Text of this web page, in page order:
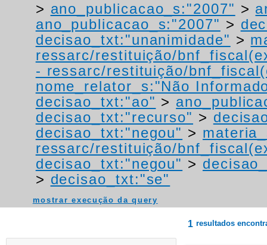
> ano_publicacao_s:"2007" >
ano_publicacao_s:"2007" >
decisao_txt:"unanimidade" >
ressarc/restituição/
- ressarc/restituição/
nome_relator_s:"Não
decisao_txt:"ao" >
decisao_txt:"recurso" >
decisao_txt:"negou" >
ressarc/restituição/
decisao_txt:"negou" >
> decisao_txt:"se"
mostrar execução da query
1 resultados